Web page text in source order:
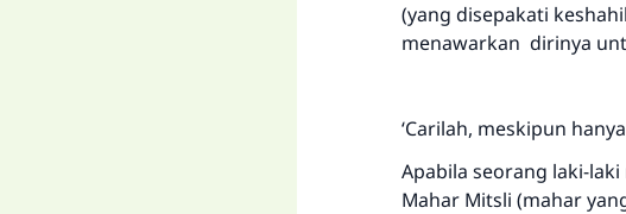
(yang disepakati
menawarkan dirinya
‘Carilah, meskipun
Apabila seorang laki-
Mahar Mitsli (mahar
Bantu